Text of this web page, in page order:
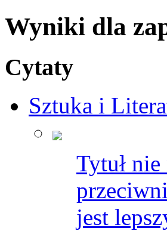
Wyniki dla
Cytaty
Sztuka i
Tytuł
jest